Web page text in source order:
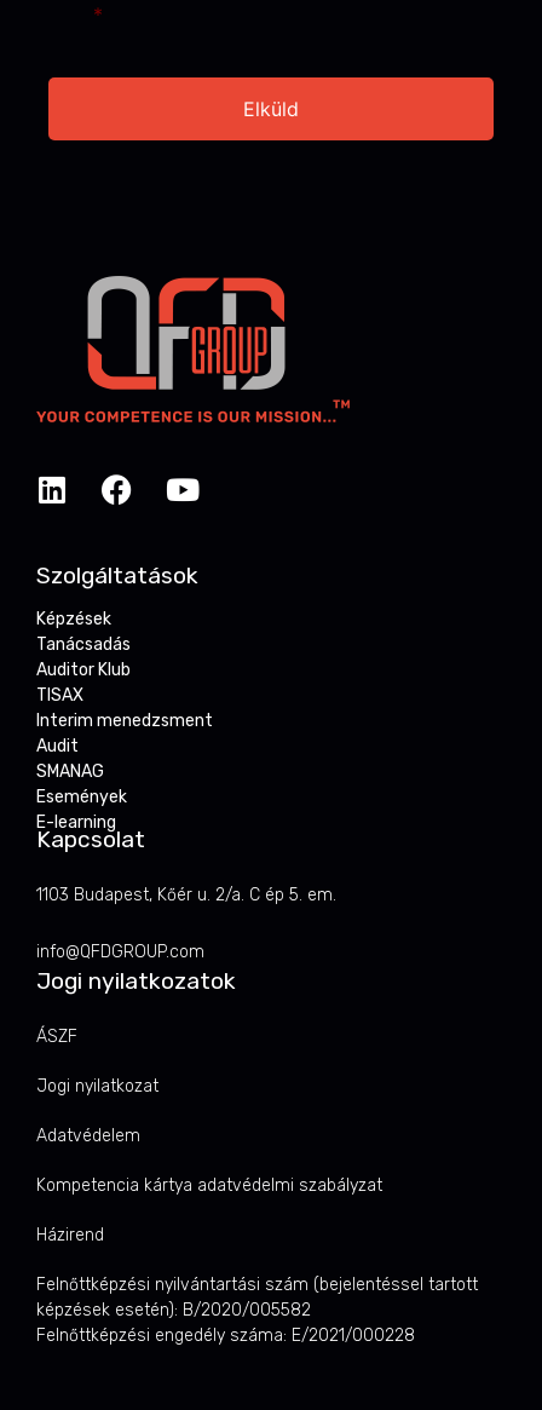
*
Szolgáltatások
Képzések
Tanácsadás
Auditor Klub
TISAX
Interim menedzsment
Audit
SMANAG
Események
E-learning
Kapcsolat
1103 Budapest, Kőér u. 2/a. C ép 5. em.
info@QFDGROUP.com
Jogi nyilatkozatok
ÁSZF
Jogi nyilatkozat
Adatvédelem
Kompetencia kártya adatvédelmi szabályzat
Házirend
Felnőttképzési nyilvántartási szám (bejelentéssel tartott
képzések esetén): B/2020/005582
Felnőttképzési engedély száma: E/2021/000228